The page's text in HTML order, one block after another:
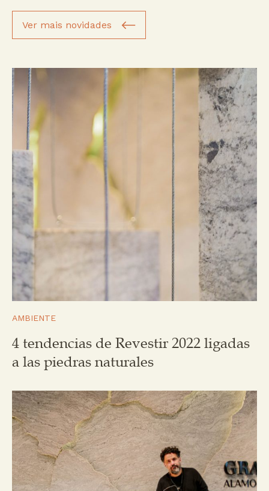
Ver mais novidades
AMBIENTE
4 tendencias de Revestir 2022 ligadas
a las piedras naturales